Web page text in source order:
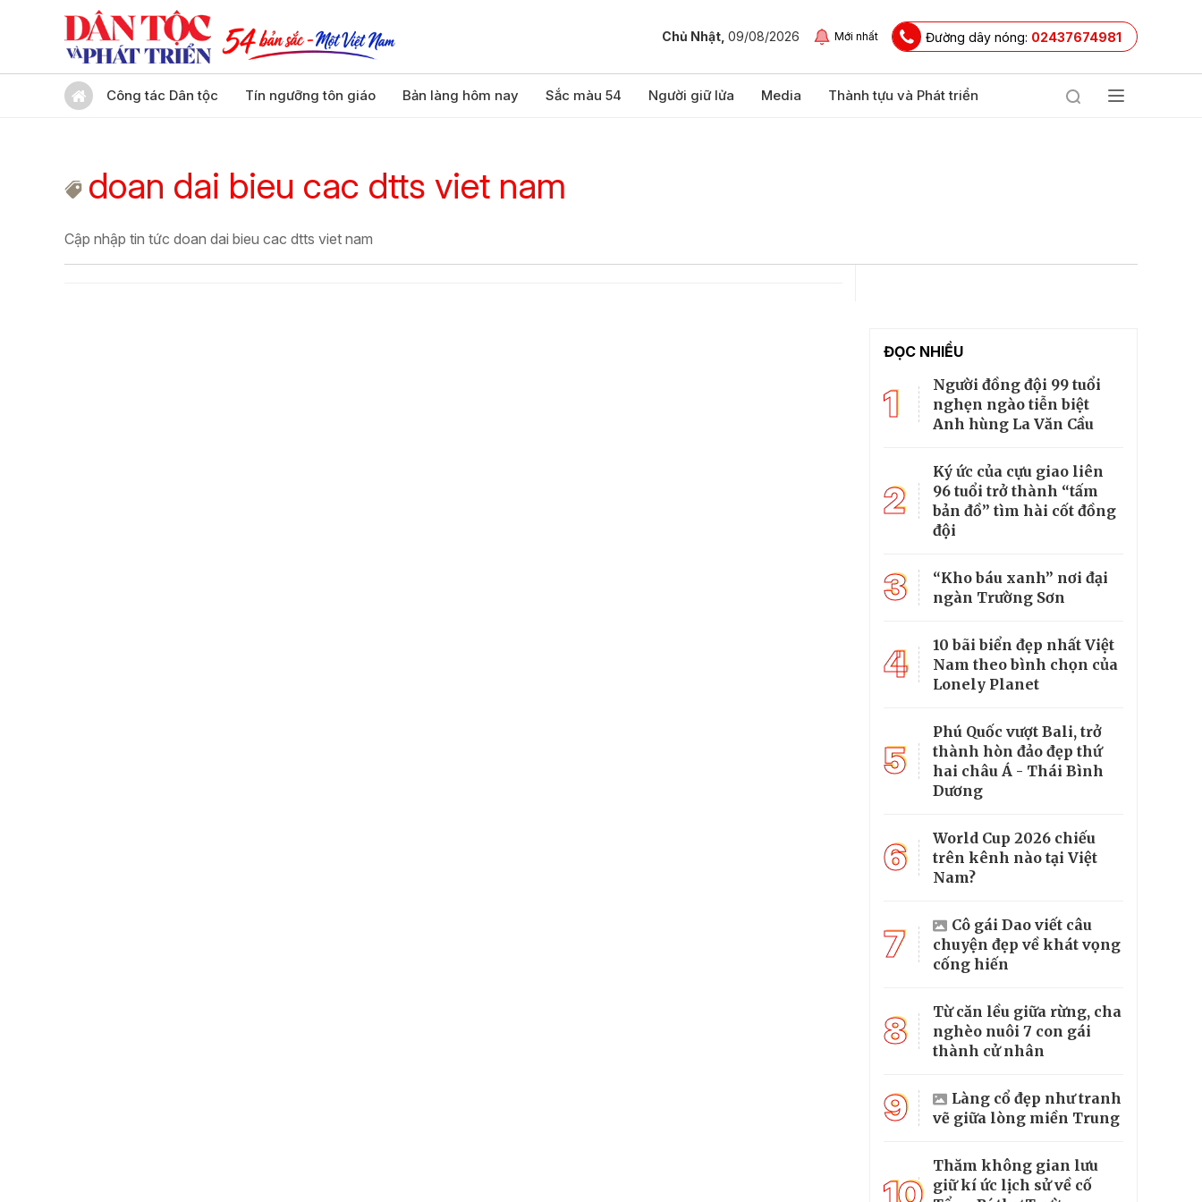
Chủ Nhật, 09/08/2026 Mới nhất Đường dây nóng: 02437674981
Công tác Dân tộc Tín ngưỡng tôn giáo Bản làng hôm nay Sắc màu 54 Người giữ lửa Media Thành tựu và Phát triển
doan dai bieu cac dtts viet nam
Cập nhập tin tức doan dai bieu cac dtts viet nam
ĐỌC NHIỀU
1
Người đồng đội 99 tuổi
nghẹn ngào tiễn biệt
Anh hùng La Văn Cầu
2
Ký ức của cựu giao liên
96 tuổi trở thành “tấm
bản đồ” tìm hài cốt đồng
đội
3
“Kho báu xanh” nơi đại
ngàn Trường Sơn
4
10 bãi biển đẹp nhất Việt
Nam theo bình chọn của
Lonely Planet
5
Phú Quốc vượt Bali, trở
thành hòn đảo đẹp thứ
hai châu Á - Thái Bình
Dương
6
World Cup 2026 chiếu
trên kênh nào tại Việt
Nam?
7
Cô gái Dao viết câu
chuyện đẹp về khát vọng
cống hiến
8
Từ căn lều giữa rừng, cha
nghèo nuôi 7 con gái
thành cử nhân
9
Làng cổ đẹp như tranh
vẽ giữa lòng miền Trung
Thăm không gian lưu
giữ kí ức lịch sử về cố